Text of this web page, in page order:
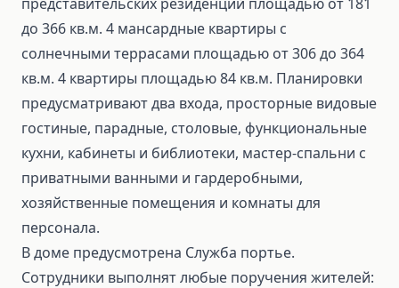
до 366 кв.м. 4 мансардные квартиры с
солнечными террасами площадью от 306 до 364
кв.м. 4 квартиры площадью 84 кв.м. Планировки
предусматривают два входа, просторные видовые
гостиные, парадные, столовые, функциональные
кухни, кабинеты и библиотеки, мастер-спальни с
приватными ванными и гардеробными,
хозяйственные помещения и комнаты для
персонала.
В доме предусмотрена Служба портье.
Сотрудники выполнят любые поручения жителей: